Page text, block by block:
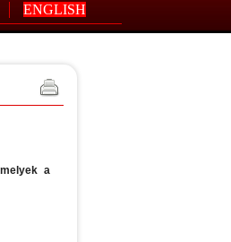
ENGLISH
a